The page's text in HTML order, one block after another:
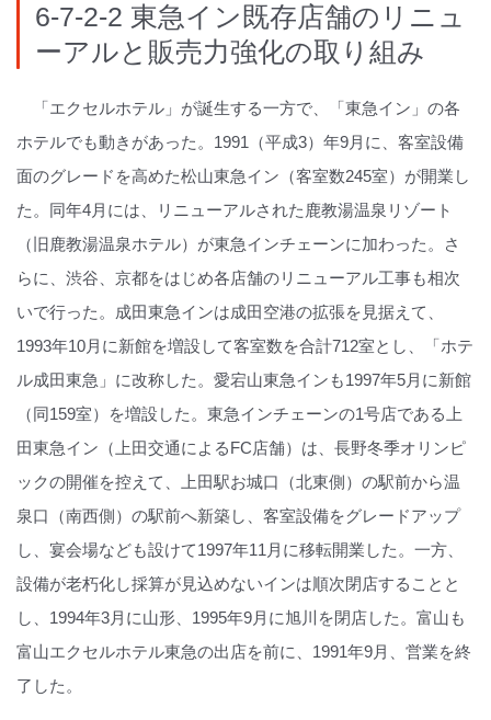
6-7-2-2 東急イン既存店舗のリニュ
ーアルと販売力強化の取り組み
「エクセルホテル」が誕生する一方で、「東急イン」の各
ホテルでも動きがあった。1991（平成3）年9月に、客室設備
面のグレードを高めた松山東急イン（客室数245室）が開業し
た。同年4月には、リニューアルされた鹿教湯温泉リゾート
（旧鹿教湯温泉ホテル）が東急インチェーンに加わった。さ
らに、渋谷、京都をはじめ各店舗のリニューアル工事も相次
いで行った。成田東急インは成田空港の拡張を見据えて、
1993年10月に新館を増設して客室数を合計712室とし、「ホテ
ル成田東急」に改称した。愛宕山東急インも1997年5月に新館
（同159室）を増設した。東急インチェーンの1号店である上
田東急イン（上田交通によるFC店舗）は、長野冬季オリンピ
ックの開催を控えて、上田駅お城口（北東側）の駅前から温
泉口（南西側）の駅前へ新築し、客室設備をグレードアップ
し、宴会場なども設けて1997年11月に移転開業した。一方、
設備が老朽化し採算が見込めないインは順次閉店することと
し、1994年3月に山形、1995年9月に旭川を閉店した。富山も
富山エクセルホテル東急の出店を前に、1991年9月、営業を終
了した。